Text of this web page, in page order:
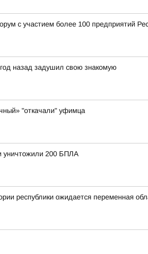
с участием более 100 предприятий
назад задушил свою знакомую
"откачали" уфимца
уничтожили 200 БПЛА
республики ожидается переменная